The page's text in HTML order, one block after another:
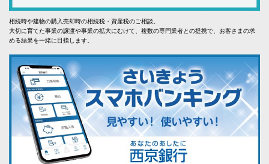
相続時や建物の購入売却時の相続税・資産税のご相談。
大切に育てた事業の譲渡や事業の拡大にむけて、複数の専門業者との提携で、お客さまの求
める結果を一緒に目指します。